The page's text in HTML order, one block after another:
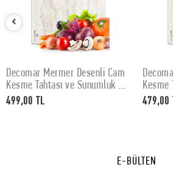
SEPETE EKLE
Decomar Mermer Desenli Cam
Kesme Tahtası ve Sunumluk 30
x 40 cm
499,00 TL
Kesme
x 35
479,00
E-BÜLTEN